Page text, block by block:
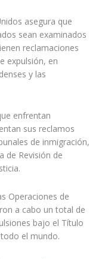
asegura que
sean examinados
reclamaciones
expulsión, en
y las
enfrentan
sus reclamos
de inmigración,
de Revisión de
Operaciones de
a cabo un total de
bajo el Título
el mundo.